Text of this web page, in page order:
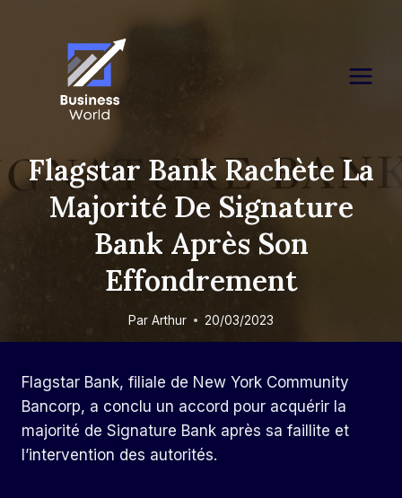
Flagstar Bank Rachète La
Majorité De Signature
Bank Après Son
Effondrement
Par Arthur 20/03/2023
Flagstar Bank, filiale de New York Community
Bancorp, a conclu un accord pour acquérir la
majorité de Signature Bank après sa faillite et
l’intervention des autorités.